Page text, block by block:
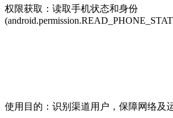
权限获取：读取手机状态和身份
使用目的：识别渠道用户，保障网络及